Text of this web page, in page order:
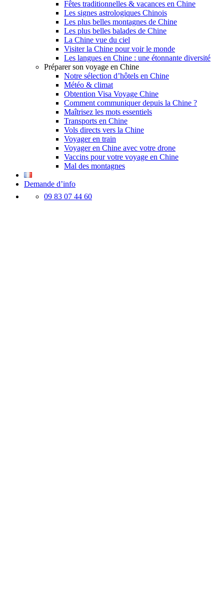
Fêtes traditionnelles & vacances en Chine
Les signes astrologiques Chinois
Les plus belles montagnes de Chine
Les plus belles balades de Chine
La Chine vue du ciel
Visiter la Chine pour voir le monde
Les langues en Chine : une étonnante diversité
Préparer son voyage en Chine
Notre sélection d’hôtels en Chine
Météo & climat
Obtention Visa Voyage Chine
Comment communiquer depuis la Chine ?
Maîtrisez les mots essentiels
Transports en Chine
Vols directs vers la Chine
Voyager en train
Voyager en Chine avec votre drone
Vaccins pour votre voyage en Chine
Mal des montagnes
Demande d’info
09 83 07 44 60